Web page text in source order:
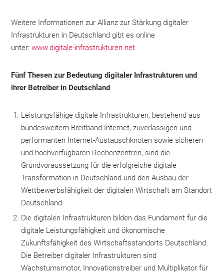
Weitere Informationen zur Allianz zur Stärkung digitaler
Infrastrukturen in Deutschland gibt es online
unter:www.digitale-infrastrukturen.net.
Fünf Thesen zur Bedeutung digitaler Infrastrukturen und
ihrer Betreiber in Deutschland
Leistungsfähige digitale Infrastrukturen, bestehend aus
bundesweitem Breitband-Internet, zuverlässigen und
performanten Internet-Austauschknoten sowie sicheren
und hochverfügbaren Rechenzentren, sind die
Grundvoraussetzung für die erfolgreiche digitale
Transformation in Deutschland und den Ausbau der
Wettbewerbsfähigkeit der digitalen Wirtschaft am Standort
Deutschland.
Die digitalen Infrastrukturen bilden das Fundament für die
digitale Leistungsfähigkeit und ökonomische
Zukunftsfähigkeit des Wirtschaftsstandorts Deutschland.
Die Betreiber digitaler Infrastrukturen sind
Wachstumsmotor, Innovationstreiber und Multiplikator für